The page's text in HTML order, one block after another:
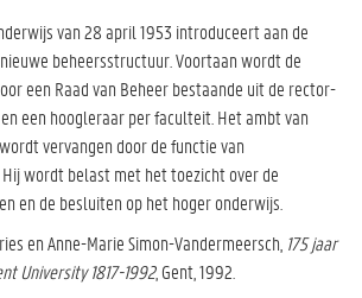
van 28 april 1953 introduceert aan de
beheersstructuur. Voortaan wordt de
een Raad van Beheer bestaande uit de rector-
een hoogleraar per faculteit. Het ambt van
vervangen door de functie van
Hij wordt belast met het toezicht over de
en de besluiten op het hoger onderwijs.
en Anne-Marie Simon-Vandermeersch, 175 jaar
University 1817-1992, Gent, 1992.